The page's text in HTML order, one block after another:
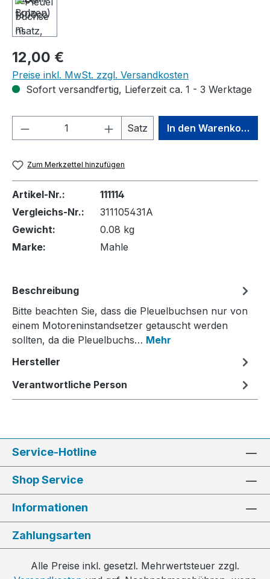
Regulärer Preis:
12,00 €
Preise inkl. MwSt. zzgl. Versandkosten
Sofort versandfertig, Lieferzeit ca. 1 - 3 Werktage
Produkt Anzahl: Gib den
Satz In den Warenkorb
Zum Merkzettel hinzufügen
Artikel-Nr.:
111114
Vergleichs-Nr.:
311105431A
Gewicht:
0.08 kg
Marke:
Mahle
Beschreibung
Bitte beachten Sie, dass die Pleuelbuchsen nur von
einem Motoreninstandsetzer getauscht werden
sollten, da die Pleuelbuchs… Mehr
Hersteller
Verantwortliche Person
Service-Hotline
Shop Service
Informationen
Zahlungsarten
Alle Preise inkl. gesetzl. Mehrwertsteuer zzgl.